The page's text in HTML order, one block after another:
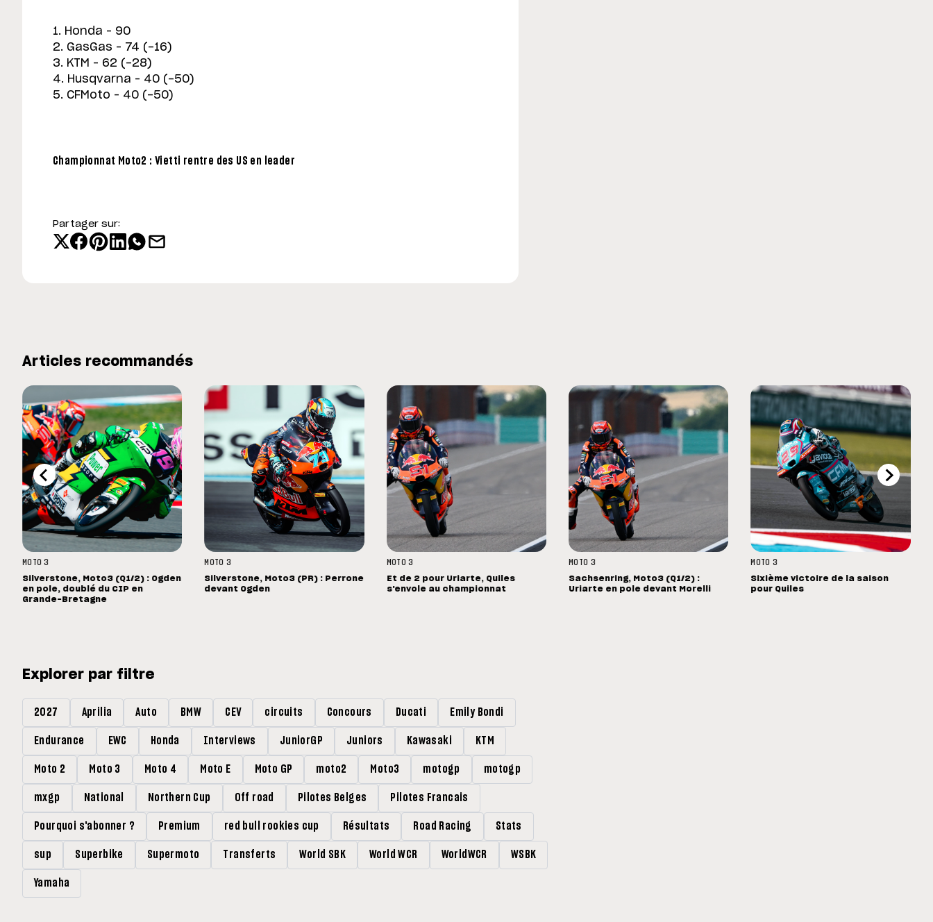
1. Honda – 90
2. GasGas – 74 (-16)
3. KTM – 62 (-28)
4. Husqvarna – 40 (-50)
5. CFMoto – 40 (-50)
Championnat Moto2 : Vietti rentre des US en leader
Partager sur:
Articles recommandés
MOTO 3
Silverstone, Moto3 (Q1/2) : Ogden
en pole, doublé du CIP en
Grande-Bretagne
MOTO 3
Silverstone, Moto3 (PR) : Perrone
devant Ogden
MOTO 3
Et de 2 pour Uriarte, Quiles
s'envole au championnat
MOTO 3
Sachsenring, Moto3 (Q1/2) :
Uriarte en pole devant Morelli
MOTO 3
Sixième victoire de la saison
pour Quiles
Explorer par filtre
2027 Aprilia Auto BMW CEV circuits Concours Ducati Emily Bondi
Endurance EWC Honda Interviews JuniorGP Juniors Kawasaki KTM
Moto 2 Moto 3 Moto 4 Moto E Moto GP moto2 Moto3 motogp motogp
mxgp National Northern Cup Off road Pilotes Belges Pilotes Francais
Pourquoi s'abonner ? Premium red bull rookies cup Résultats Road Racing Stats
sup Superbike Supermoto Transferts World SBK World WCR WorldWCR WSBK
Yamaha